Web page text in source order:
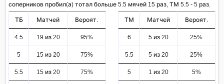
соперников пробил(а) тотал больше 5.5 мячей 15 раз, ТМ 5.5 - 5 раз.
ТБ Матчей Вероят.
4.5 19 из 20 95%
5 15 из 20 75%
5.5 15 из 20 75%
ТМ Матчей Вероят.
6 5 из 20 25%
5.5 5 из 20 25%
5 1 из 20 5%